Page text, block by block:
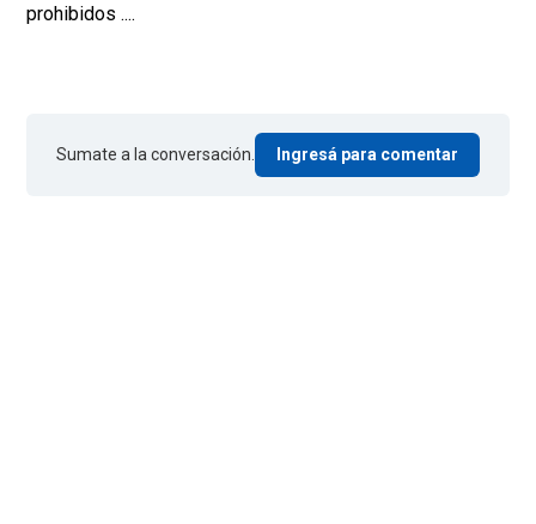
prohibidos ....
Sumate a la conversación. Ingresá para comentar